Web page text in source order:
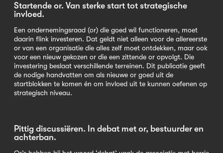
Startende or. Van sterke start tot strategische
invloed.
Een ondernemingsraad (or) die goed wil functioneren, moet
daarin flink investeren. Dat geldt niet alleen voor de allereerste
or van een organisatie die alles zelf moet ontdekken, maar ook
voor een nieuw gekozen or die een zittende or opvolgt. Die
investering beslaat verschillende terreinen. Dit publicatie geeft
de nodige handvatten om als nieuwe or goed uit de
startblokken te komen én om invloed uit te kunnen oefenen op
strategisch niveau.
Pittig discussiëren. In debat met or, bestuurder en
achterban.